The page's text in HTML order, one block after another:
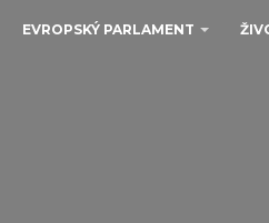
EVROPSKÝ PARLAMENT